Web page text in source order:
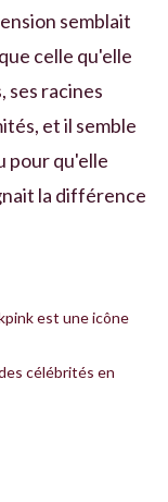
semblait
celle qu'elle
ses racines
et il semble
pour qu'elle
la différence
est une icône
célébrités en